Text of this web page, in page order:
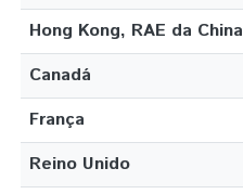
Hong Kong, RAE da China
Canadá
França
Reino Unido